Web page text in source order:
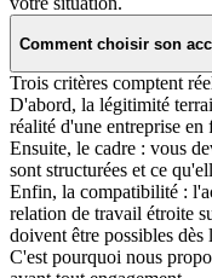
Comment choisir son
Trois critères comptent
D'abord, la légitimité
réalité d'une entreprise en
Ensuite, le cadre : vous
sont structurées et ce
Enfin, la compatibilité :
relation de travail étroite
doivent être possibles dès
C'est pourquoi nous